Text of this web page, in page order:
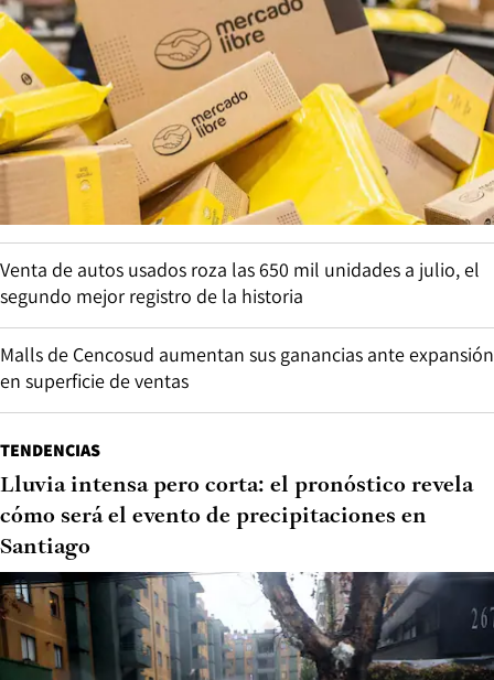
Venta de autos usados roza las 650 mil unidades a julio, el
segundo mejor registro de la historia
Malls de Cencosud aumentan sus ganancias ante expansión
en superficie de ventas
TENDENCIAS
Lluvia intensa pero corta: el pronóstico revela
cómo será el evento de precipitaciones en
Santiago